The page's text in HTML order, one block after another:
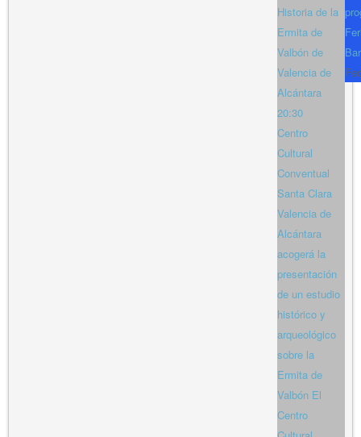
Historia de la
Ermita de
Valbón de
Valencia de
Alcántara
20:30
Centro
Cultural
Conventual
Santa Clara
Valencia de
Alcántara
acogerá la
presentación
de un estudio
histórico y
arqueológico
sobre la
Ermita de
Valbón El
Centro